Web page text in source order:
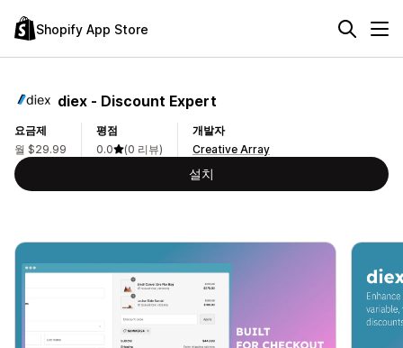
Shopify App Store
diex ‑ Discount Expert
요금제
월 $29.99
평점
0.0
(0 리뷰)
개발자
Creative Array
설치